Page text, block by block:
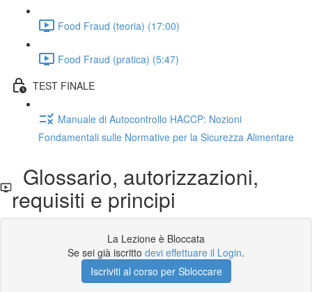
Food Fraud (teoria) (17:00)
Food Fraud (pratica) (5:47)
TEST FINALE
Manuale di Autocontrollo HACCP: Nozioni
Fondamentali sulle Normative per la Sicurezza Alimentare
Glossario, autorizzazioni,
requisiti e principi
La Lezione è Bloccata
Se sei già iscritto devi effettuare il Login.
Iscriviti al corso per Sbloccare